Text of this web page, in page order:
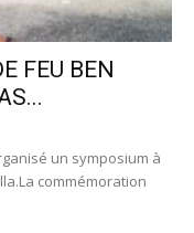
FEU BEN
un symposium à
commémoration